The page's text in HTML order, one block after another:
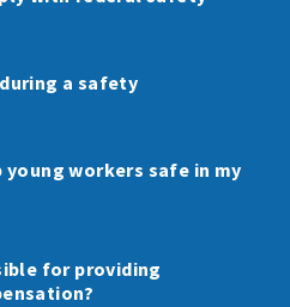
a safety
young workers safe in my
for providing